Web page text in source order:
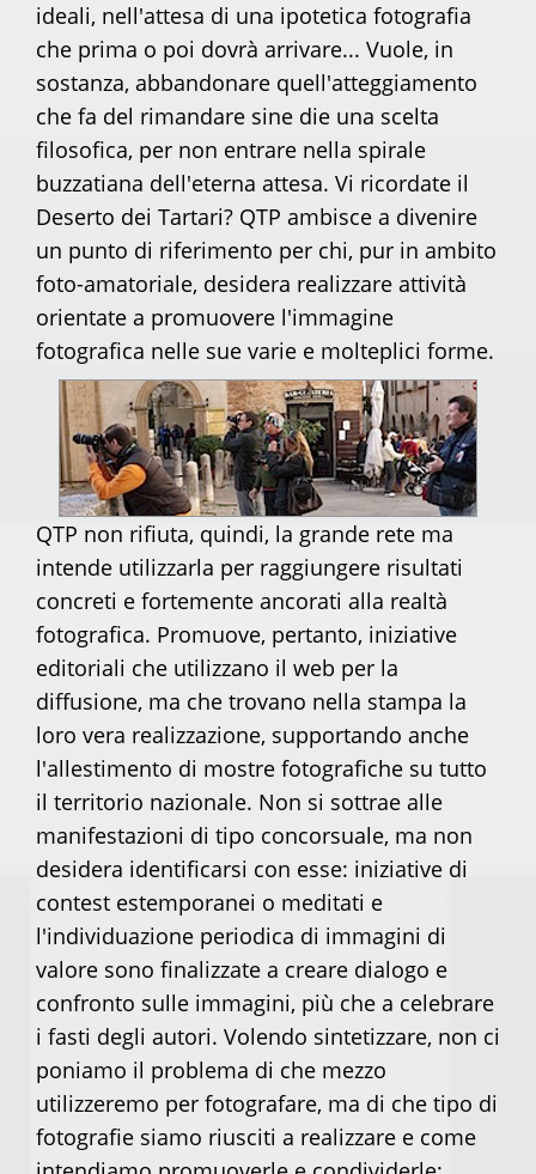
ideali, nell'attesa di una ipotetica fotografia
che prima o poi dovrà arrivare... Vuole, in
sostanza, abbandonare quell'atteggiamento
che fa del rimandare sine die una scelta
filosofica, per non entrare nella spirale
buzzatiana dell'eterna attesa. Vi ricordate il
Deserto dei Tartari? QTP ambisce a divenire
un punto di riferimento per chi, pur in ambito
foto-amatoriale, desidera realizzare attività
orientate a promuovere l'immagine
fotografica nelle sue varie e molteplici forme.
QTP non rifiuta, quindi, la grande rete ma
intende utilizzarla per raggiungere risultati
concreti e fortemente ancorati alla realtà
fotografica. Promuove, pertanto, iniziative
editoriali che utilizzano il web per la
diffusione, ma che trovano nella stampa la
loro vera realizzazione, supportando anche
l'allestimento di mostre fotografiche su tutto
il territorio nazionale. Non si sottrae alle
manifestazioni di tipo concorsuale, ma non
desidera identificarsi con esse: iniziative di
contest estemporanei o meditati e
l'individuazione periodica di immagini di
valore sono finalizzate a creare dialogo e
confronto sulle immagini, più che a celebrare
i fasti degli autori. Volendo sintetizzare, non ci
poniamo il problema di che mezzo
utilizzeremo per fotografare, ma di che tipo di
fotografie siamo riusciti a realizzare e come